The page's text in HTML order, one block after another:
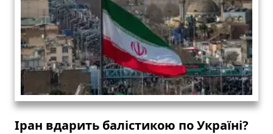
Іран вдарить балістикою по Україні?